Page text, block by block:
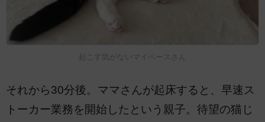
起こす気がないマイペースさん
それから30分後。ママさんが起床すると、早速ス
トーカー業務を開始したという親子。待望の猫じ